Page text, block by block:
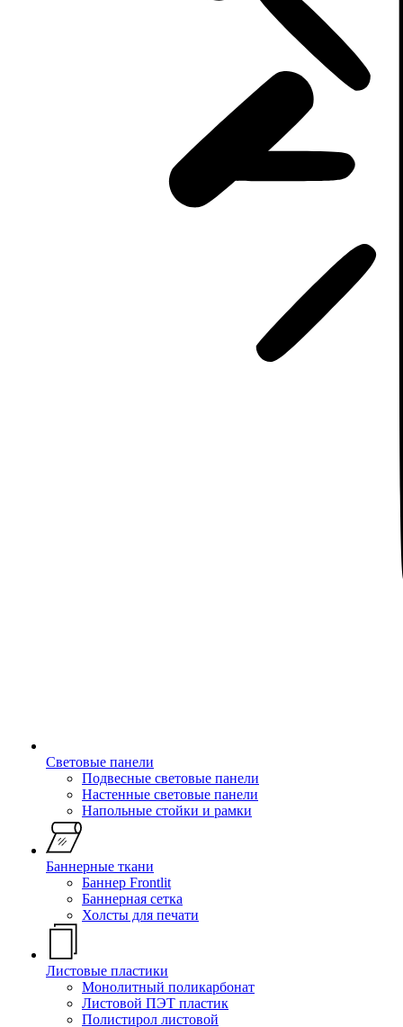
Световые панели
Подвесные световые панели
Настенные световые панели
Напольные стойки и рамки
Баннерные ткани
Баннер Frontlit
Баннерная сетка
Холсты для печати
Листовые пластики
Монолитный поликарбонат
Листовой ПЭТ пластик
Полистирол листовой